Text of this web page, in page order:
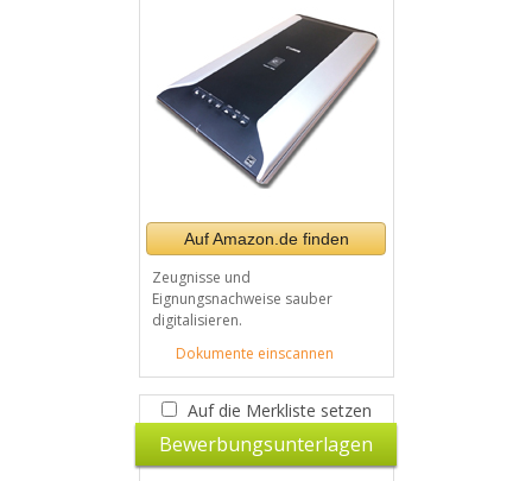
Auf Amazon.de finden
Zeugnisse und
Eignungsnachweise sauber
digitalisieren.
Dokumente einscannen
Auf die Merkliste setzen
Bewerbungsunterlagen